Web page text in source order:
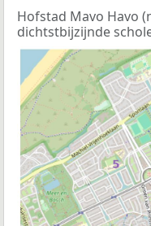
Hofstad Mavo Havo
dichtstbijzijnde